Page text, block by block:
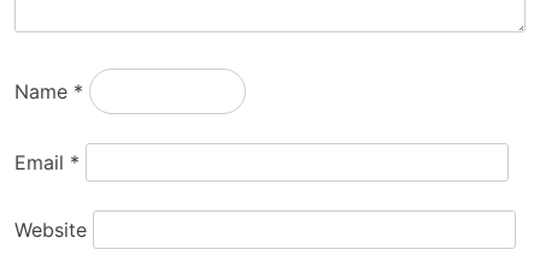
Name *
Email *
Website